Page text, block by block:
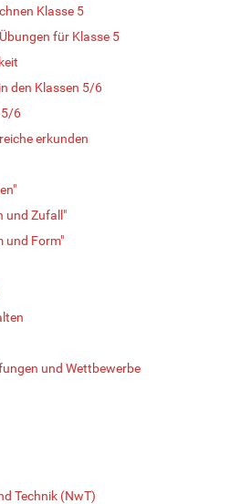
Klasse 5
für Klasse 5
den Klassen 5/6
5/6
erkunden
und Zufall"
und Form"
und Wettbewerbe
Technik (NwT)